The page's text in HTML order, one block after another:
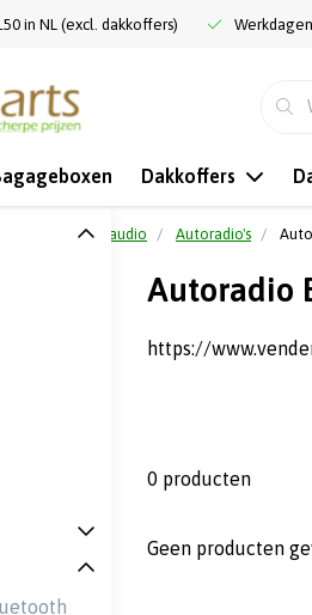
in NL (excl. dakkoffers) Werkdagen
Dakkoffers
Car audio Autoradio's
Autoradio
https://
0 producten
Geen producten